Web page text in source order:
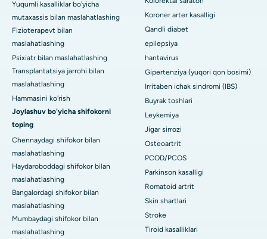
Yuqumli kasalliklar bo'yicha
mutaxassis bilan maslahatlashing
Fizioterapevt bilan
maslahatlashing
Psixiatr bilan maslahatlashing
Transplantatsiya jarrohi bilan
maslahatlashing
Hammasini ko'rish
Joylashuv bo'yicha shifokorni
toping
Chennaydagi shifokor bilan
maslahatlashing
Haydaroboddagi shifokor bilan
maslahatlashing
Bangalordagi shifokor bilan
maslahatlashing
Mumbaydagi shifokor bilan
maslahatlashing
Koroner arter kasalligi
Qandli diabet
epilepsiya
hantavirus
Gipertenziya (yuqori qon bosimi)
Irritaben ichak sindromi (IBS)
Buyrak toshlari
Leykemiya
Jigar sirrozi
Osteoartrit
PCOD/PCOS
Parkinson kasalligi
Romatoid artrit
Skin shartlari
Stroke
Tiroid kasalliklari